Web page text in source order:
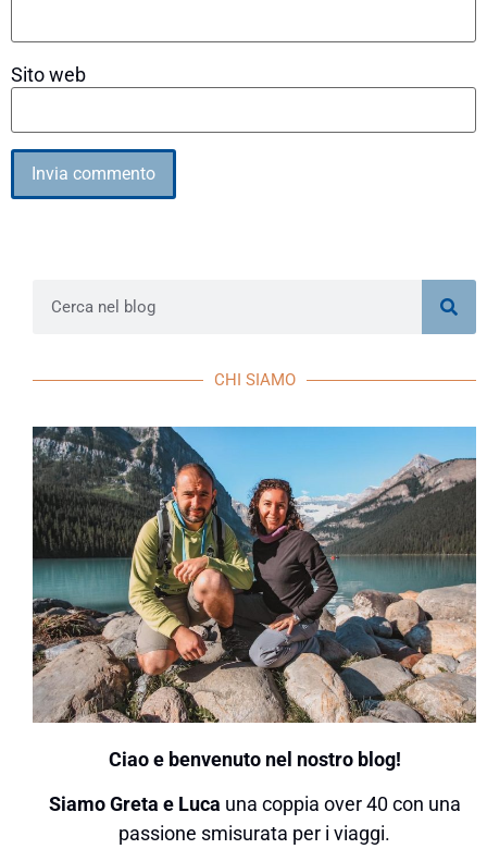
Sito web
CHI SIAMO
Ciao e benvenuto nel nostro blog!
Siamo Greta e Luca una coppia over 40 con una
passione smisurata per i viaggi.